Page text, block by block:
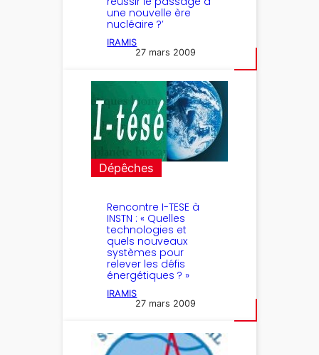
une nouvelle ère
nucléaire ?’
IRAMIS
27 mars 2009
Dépêches
Rencontre I-TESE à
INSTN : « Quelles
technologies et
quels nouveaux
systèmes pour
relever les défis
énergétiques ? »
IRAMIS
27 mars 2009